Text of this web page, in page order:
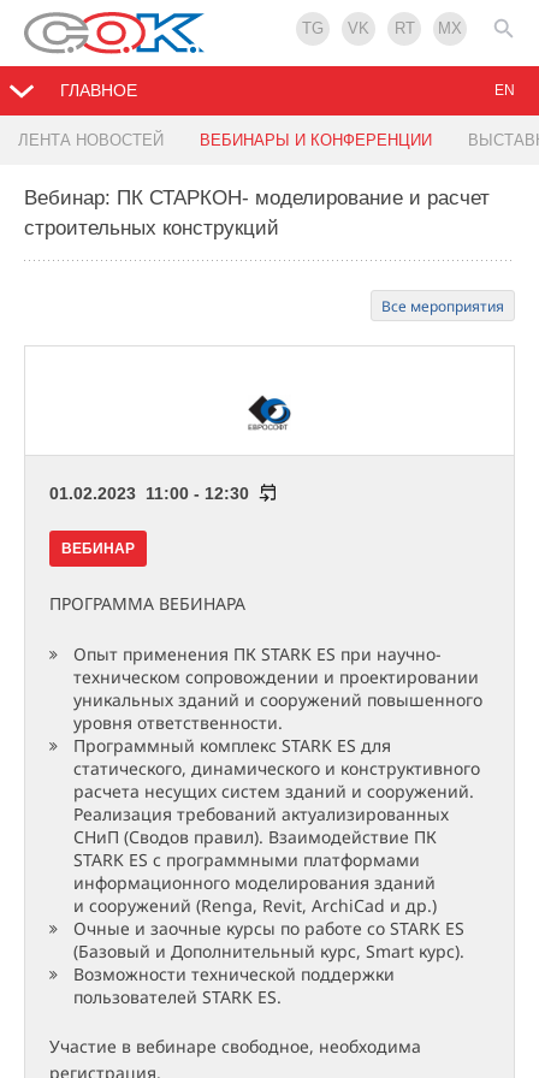
TG VK RT MX
ГЛАВНОЕ
ЛЕНТА НОВОСТЕЙ ВЕБИНАРЫ И КОНФЕРЕНЦИИ
EN
Вебинар: ПК СТАРКОН- моделирование и расчет
строительных конструкций
Все мероприятия
01.02.2023 11:00 - 12:30
ВЕБИНАР
ПРОГРАММА ВЕБИНАРА
Опыт применения ПК STARK ES при научно-
техническом сопровождении и проектировании
уникальных зданий и сооружений повышенного
уровня ответственности.
Программный комплекс STARK ES для
статического, динамического и конструктивного
расчета несущих систем зданий и сооружений.
Реализация требований актуализированных
СНиП (Сводов правил). Взаимодействие ПК
STARK ES с программными платформами
информационного моделирования зданий
и сооружений (Renga, Revit, ArchiCad и др.)
Очные и заочные курсы по работе со STARK ES
(Базовый и Дополнительный курс, Smart курс).
Возможности технической поддержки
пользователей STARK ES.
Участие в вебинаре свободное, необходима
регистрация.